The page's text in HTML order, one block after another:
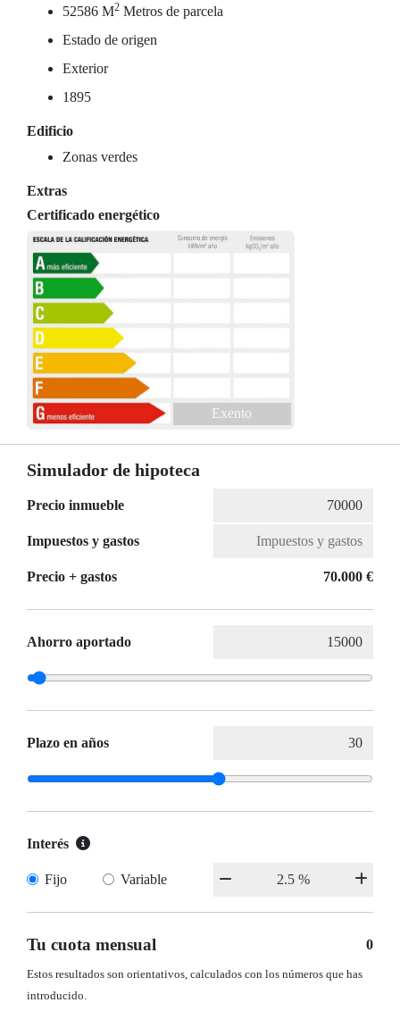
52586 M2 Metros de parcela
Estado de origen
Exterior
1895
Edificio
Zonas verdes
Extras
Certificado energético
Exento
Simulador de hipoteca
Precio inmueble
Impuestos y gastos
Precio + gastos 70.000 €
Ahorro aportado
Plazo en años
Interés
Fijo Variable
Tu cuota mensual 0
Estos resultados son orientativos, calculados con los números que has
introducido.